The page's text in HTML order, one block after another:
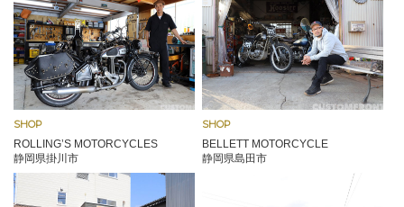
SHOP
ROLLING’S MOTORCYCLES
静岡県掛川市
SHOP
BELLETT MOTORCYCLE
静岡県島田市